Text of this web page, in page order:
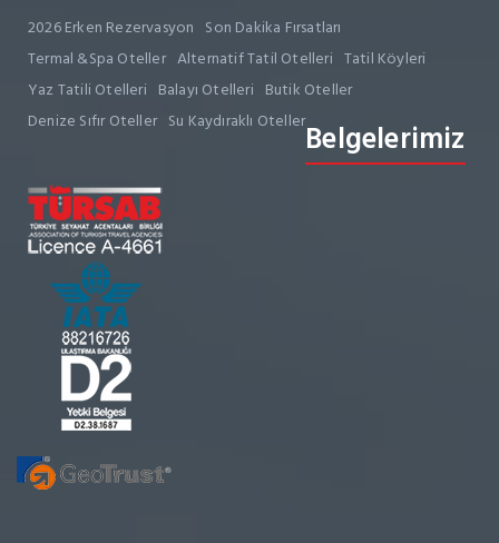
2026 Erken Rezervasyon Son Dakika Fırsatları
Termal &Spa Oteller Alternatif Tatil Otelleri Tatil Köyleri
Yaz Tatili Otelleri Balayı Otelleri Butik Oteller
Denize Sıfır Oteller Su Kaydıraklı OtellerBelgelerimiz